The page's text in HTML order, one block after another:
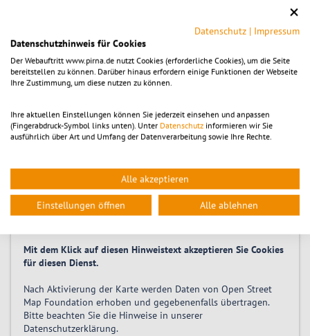
Location
Klosterhof 2
01796 Pirna
Um die Karte ansehen zu können, muss die Dienstleistung
OpenStreetMapaktiviertwerden.
Die Einstellungen sind alternativ in der Kategorie
Mit dem Klick auf diesen Hinweistext akzeptieren Sie Cookies
für diesen Dienst.
Nach Aktivierung der Karte werden Daten von Open Street
Map Foundation erhoben und gegebenenfalls übertragen.
Bitte beachten Sie die Hinweise in unserer
Datenschutzerklärung.
Datenschutz | Impressum
Datenschutzhinweis für Cookies
Der Webauftritt www.pirna.de nutzt Cookies (erforderliche Cookies), um die Seite
bereitstellen zu können. Darüber hinaus erfordern einige Funktionen der Webseite
Ihre Zustimmung, um diese nutzen zu können.
Ihre aktuellen Einstellungen können Sie jederzeit einsehen und anpassen
(Fingerabdruck-Symbol links unten). Unter Datenschutz informieren wir Sie
ausführlich über Art und Umfang der Datenverarbeitung sowie Ihre Rechte.
Alle akzeptieren
Einstellungen öffnen Alle ablehnen